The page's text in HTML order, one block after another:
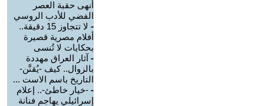
أنهى حقبة العصر
الفضي للأدب الروسي
-
لا تتجاوز 15 دقيقة..
أفلام مصرية قصيرة
بحكايات لا تُنسى
- آثار العراق مهددة
بالزوال.. كيف -يُقنَّن-
التاريخ باسم الاست ...
- -خيار خاطئ-.. إعلام
إسرائيلي يهاجم فنانة